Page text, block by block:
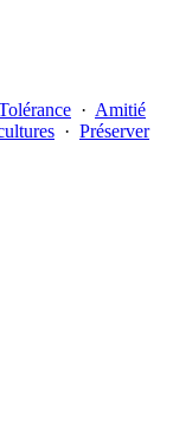
· Amitié
· Préserver